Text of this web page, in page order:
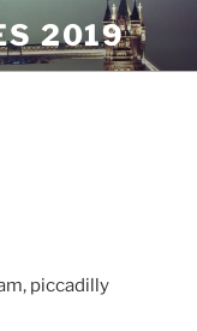
2019
piccadilly